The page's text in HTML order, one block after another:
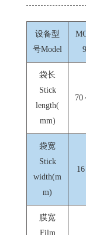
设备型
号Model
袋长
Stick
length(
mm)
70
袋宽
Stick
width(m
m)
膜宽
Film